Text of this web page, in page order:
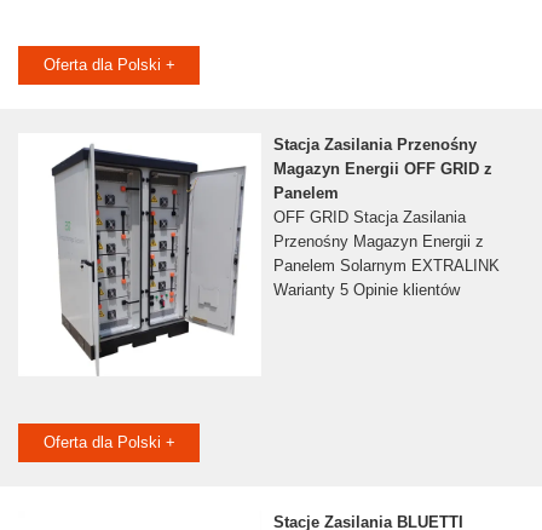
Oferta dla Polski +
Stacja Zasilania Przenośny
Magazyn Energii OFF GRID z
Panelem
OFF GRID Stacja Zasilania
Przenośny Magazyn Energii z
Panelem Solarnym EXTRALINK
Warianty 5 Opinie klientów
Oferta dla Polski +
Stacje Zasilania BLUETTI